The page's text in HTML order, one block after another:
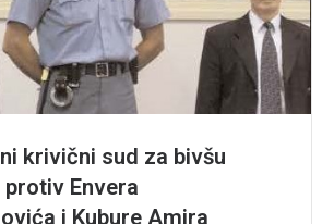
krivični sud za bivšu
Envera
i Kubure Amira